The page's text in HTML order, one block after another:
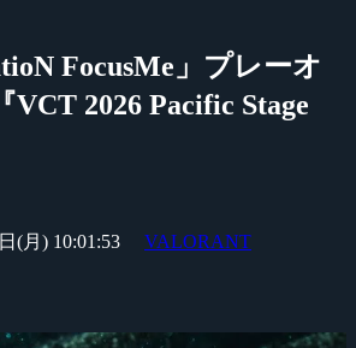
FocusMe」プレーオ
VCT 2026 Pacific Stage
(月) 10:01:53 VALORANT